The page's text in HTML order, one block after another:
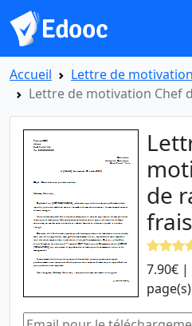
Accueil
Lettre de motivation
Lettre de motivation Chef
de
frais
7.90€ |
page(s)